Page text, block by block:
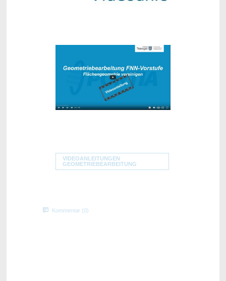
VIDEOANLEITUNGEN
GEOMETRIEBEARBEITUNG
Kommentar (0)